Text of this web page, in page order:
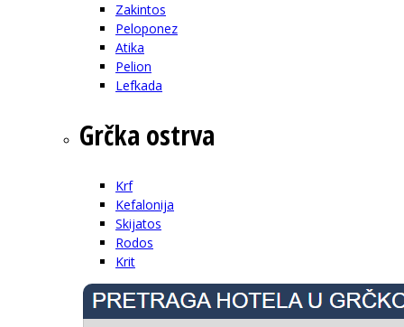
Zakintos
Peloponez
Atika
Pelion
Lefkada
Grčka ostrva
Krf
Kefalonija
Skijatos
Rodos
Krit